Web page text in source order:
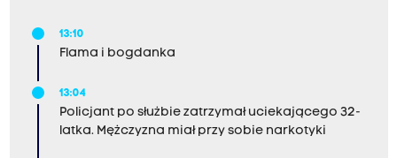
13:10
Flama i bogdanka
13:04
Policjant po służbie zatrzymał uciekającego 32-
latka. Mężczyzna miał przy sobie narkotyki